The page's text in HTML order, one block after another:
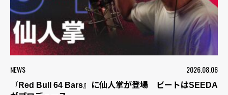
NEWS 2026.08.06
『Red Bull 64 Bars』に仙人掌が登場 ビートはSEEDA